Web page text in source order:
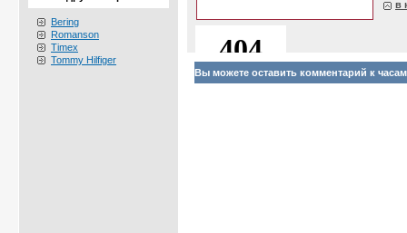
Bering
Romanson
Timex
Tommy Hilfiger
в
Вы можете оставить комментарий к часам